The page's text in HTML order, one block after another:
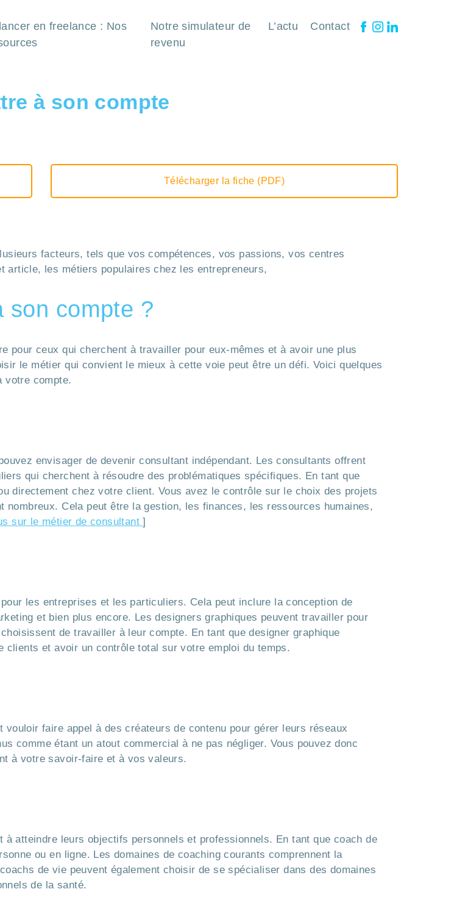
en freelance : Nos
Notre simulateur de
revenu
L’actu Contact
à son compte
Télécharger la fiche (PDF)
facteurs, tels que vos compétences, vos passions, vos centres
article, les métiers populaires chez les entrepreneurs,
son compte ?
pour ceux qui cherchent à travailler pour eux-mêmes et à avoir une plus
le métier qui convient le mieux à cette voie peut être un défi. Voici quelques
votre compte.
envisager de devenir consultant indépendant. Les consultants offrent
qui cherchent à résoudre des problématiques spécifiques. En tant que
directement chez votre client. Vous avez le contrôle sur le choix des projets
Cela peut être la gestion, les finances, les ressources humaines,
sur le métier de consultant]
les entreprises et les particuliers. Cela peut inclure la conception de
et bien plus encore. Les designers graphiques peuvent travailler pour
de travailler à leur compte. En tant que designer graphique
clients et avoir un contrôle total sur votre emploi du temps.
faire appel à des créateurs de contenu pour gérer leurs réseaux
comme étant un atout commercial à ne pas négliger. Vous pouvez donc
à votre savoir-faire et à vos valeurs.
atteindre leurs objectifs personnels et professionnels. En tant que coach de
ou en ligne. Les domaines de coaching courants comprennent la
de vie peuvent également choisir de se spécialiser dans des domaines
de la santé.